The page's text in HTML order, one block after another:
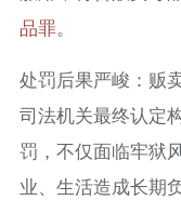
品罪。
处罚后果严峻：贩
司法机关最终认定
罚，不仅面临牢狱
业、生活造成长期